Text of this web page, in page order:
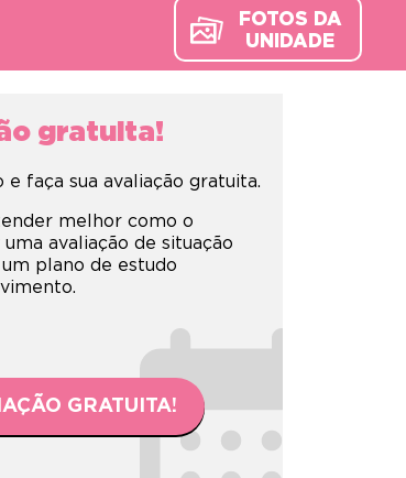
FOTOS DA
UNIDADE
gratuita!
faça sua avaliação gratuita.
melhor como o
avaliação de situação
plano de estudo
GRATUITA!